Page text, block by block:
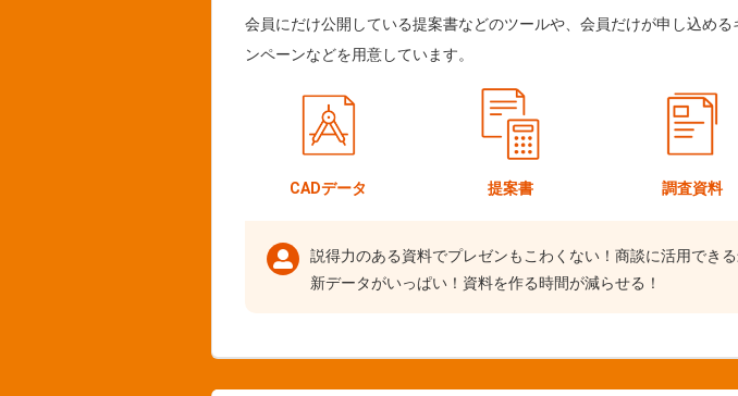
会員にだけ公開している提案書などのツールや、会員だけが申し込める
ンペーンなどを用意しています。
CADデータ 提案書 調査資料
説得力のある資料でプレゼンもこわくない！商談に活用でき
新データがいっぱい！資料を作る時間が減らせる！